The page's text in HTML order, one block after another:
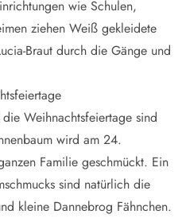
wie Schulen,
ziehen Weiß gekleidete
Braut durch die Gänge und
Weihnachtsfeiertage sind
wird am 24.
Familie geschmückt. Ein
sind natürlich die
kleine Dannebrog Fähnchen.